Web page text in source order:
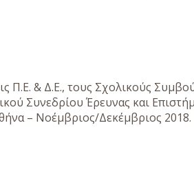
Π.Ε. & Δ.Ε., τους Σχολικούς
Συνεδρίου Έρευνας και
– Νοέμβριος/Δεκέμβριος 2018.